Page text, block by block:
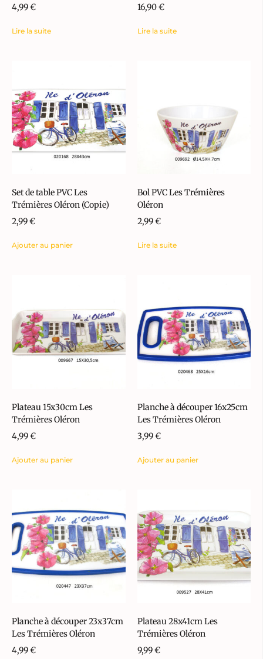
4,99€
Lire la suite
16,90€
Lire la suite
Set de table PVC Les
Trémières Oléron (Copie)
2,99€
Ajouter au panier
Bol PVC Les Trémières
Oléron
2,99€
Lire la suite
Plateau 15x30cm Les
Trémières Oléron
4,99€
Ajouter au panier
Planche à découper 16x25cm
Les Trémières Oléron
3,99€
Ajouter au panier
Planche à découper 23x37cm
Les Trémières Oléron
4,99€
Plateau 28x41cm Les
Trémières Oléron
9,99€